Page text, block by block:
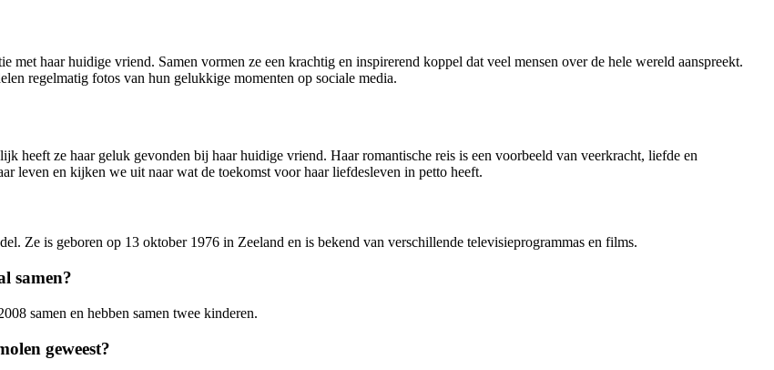
met haar huidige vriend. Samen vormen ze een krachtig en inspirerend koppel dat veel mensen over de hele wereld aanspreekt.
regelmatig fotos van hun gelukkige momenten op sociale media.
heeft ze haar geluk gevonden bij haar huidige vriend. Haar romantische reis is een voorbeeld van veerkracht, liefde en
leven en kijken we uit naar wat de toekomst voor haar liefdesleven in petto heeft.
Ze is geboren op 13 oktober 1976 in Zeeland en is bekend van verschillende televisieprogrammas en films.
samen?
samen en hebben samen twee kinderen.
geweest?